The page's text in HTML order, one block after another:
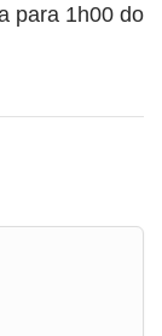
para 1h00 do